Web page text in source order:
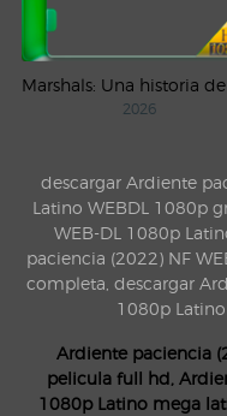
2026
descargar Ardiente
Latino WEBDL 1080p
WEB-DL 1080p
paciencia (2022) NF
completa, descargar
1080p Latino
Ardiente paciencia
pelicula full hd,
1080p Latino mega